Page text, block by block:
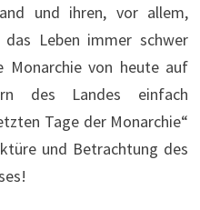
und ihren, vor allem,
Leben immer schwer
Monarchie von heute auf
des Landes einfach
Tage der Monarchie“
und Betrachtung des